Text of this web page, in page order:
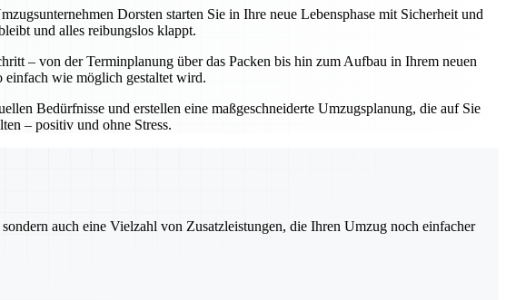
Dorsten starten Sie in Ihre neue Lebensphase mit Sicherheit und
und alles reibungslos klappt.
– von der Terminplanung über das Packen bis hin zum Aufbau in Ihrem neuen
einfach wie möglich gestaltet wird.
Bedürfnisse und erstellen eine maßgeschneiderte Umzugsplanung, die auf Sie
– positiv und ohne Stress.
auch eine Vielzahl von Zusatzleistungen, die Ihren Umzug noch einfacher